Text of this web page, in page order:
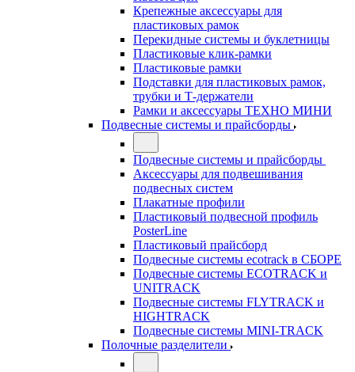
Крепежные аксессуары для
пластиковых рамок
Перекидные системы и буклетницы
Пластиковые клик-рамки
Пластиковые рамки
Подставки для пластиковых рамок,
трубки и Т-держатели
Рамки и аксессуары ТЕХНО МИНИ
Подвесные системы и прайсборды
Подвесные системы и прайсборды
Аксессуары для подвешивания
подвесных систем
Плакатные профили
Пластиковый подвесной профиль
PosterLine
Пластиковый прайсборд
Подвесные системы ecotrack в СБОРЕ
Подвесные системы ECOTRACK и
UNITRACK
Подвесные системы FLYTRACK и
HIGHTRACK
Подвесные системы MINI-TRACK
Полочные разделители